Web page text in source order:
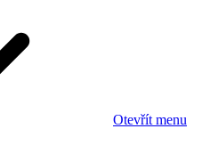
Otevřít menu